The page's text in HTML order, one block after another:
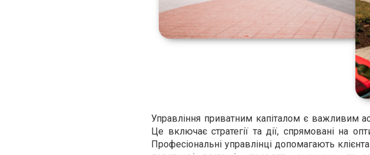
Управління приватним капіталом є важливим
Це включає стратегії та дії, спрямовані на
Професіональні управлінці допомагають